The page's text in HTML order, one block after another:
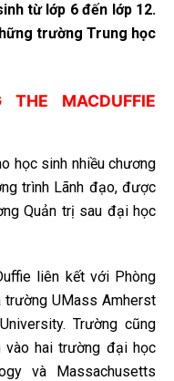
từ lớp 6 đến lớp 12.
trường Trung học
MACDUFFIE
học sinh nhiều chương
trình Lãnh đạo, được
Quản trị sau đại học
liên kết với Phòng
trường UMass Amherst
Trường cũng
hai trường đại học
và Massachusetts